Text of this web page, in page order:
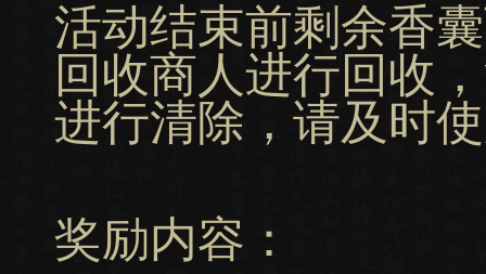
活动结束前剩余香
回收商人进行回收
进行清除，请及时
奖励内容：